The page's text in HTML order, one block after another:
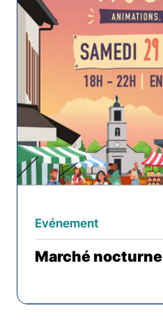
Evénement
Marché nocturne